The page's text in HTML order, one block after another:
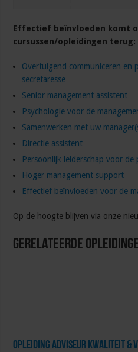
Effectief beïnvloeden komt
cursussen/opleidingen terug:
Overtuigend communiceren en
secretaresse
Senior management assistent
Psychologie voor de
Samenwerken met uw
Directie assistent
Persoonlijk leiderschap voor de
Hoger management support
Effectief beïnvloeden voor de
Op de hoogte blijven via onze
Gerelateerde
Opleiding Adviseur Kwaliteit &